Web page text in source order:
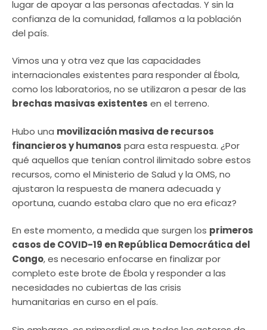
lugar de apoyar a las personas afectadas. Y sin la
confianza de la comunidad, fallamos a la población
del país.
Vimos una y otra vez que las capacidades
internacionales existentes para responder al Ébola,
como los laboratorios, no se utilizaron a pesar de las
brechas masivas existentes en el terreno.
Hubo una movilización masiva de recursos
financieros y humanos para esta respuesta. ¿Por
qué aquellos que tenían control ilimitado sobre estos
recursos, como el Ministerio de Salud y la OMS, no
ajustaron la respuesta de manera adecuada y
oportuna, cuando estaba claro que no era eficaz?
En este momento, a medida que surgen los primeros
casos de COVID-19 en República Democrática del
Congo, es necesario enfocarse en finalizar por
completo este brote de Ébola y responder a las
necesidades no cubiertas de las crisis
humanitarias en curso en el país.